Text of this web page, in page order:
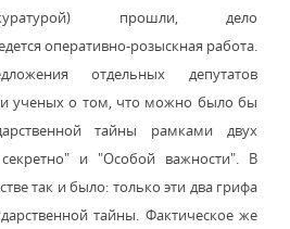
прошли, дело
оперативно-розыскная работа.
отдельных депутатов
и ученых о том, что можно было бы
тайны рамками двух
и "Особой важности". В
так и было: только эти два грифа
тайны. Фактическое же